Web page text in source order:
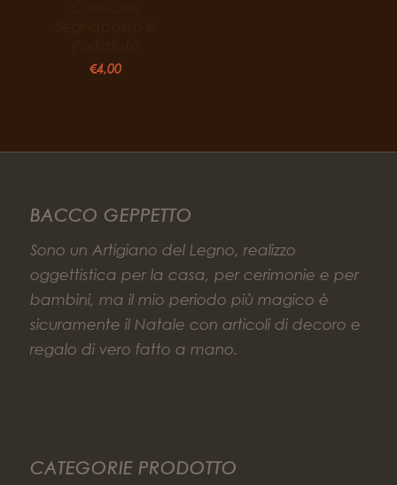
€4,00
BACCO GEPPETTO
Sono un Artigiano del Legno, realizzo
oggettistica per la casa, per cerimonie e per
bambini, ma il mio periodo più magico è
sicuramente il Natale con articoli di decoro e
regalo di vero fatto a mano.
CATEGORIE PRODOTTO